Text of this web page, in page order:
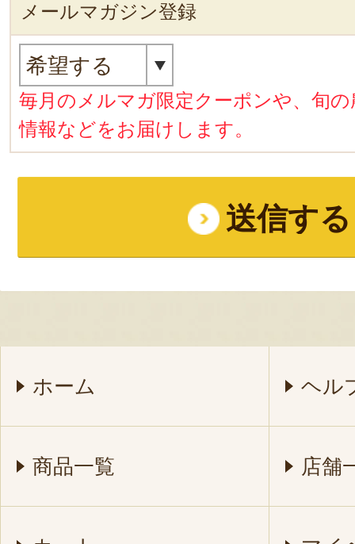
メールマガジン登録
毎月のメルマガ限定クーポンや、旬
情報などをお届けします。
ホーム ヘル
商品一覧 店舗